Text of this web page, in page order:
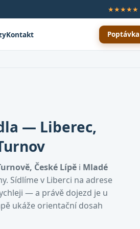
★★★★★
Kontakt Poptávka
— Liberec,
České Lípě i Mladé
Sídlíme v Liberci na adrese
— a právě dojezd je u
ukáže orientační dosah